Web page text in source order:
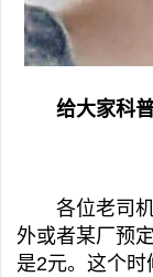
给大家科普
各位老司机
外或者某厂预
是2元。这个